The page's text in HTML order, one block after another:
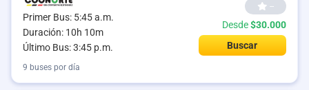
Primer Bus: 5:45 a.m.
Duración: 10h 10m
Último Bus: 3:45 p.m.
--
Desde$30.000
Buscar
9 buses por día